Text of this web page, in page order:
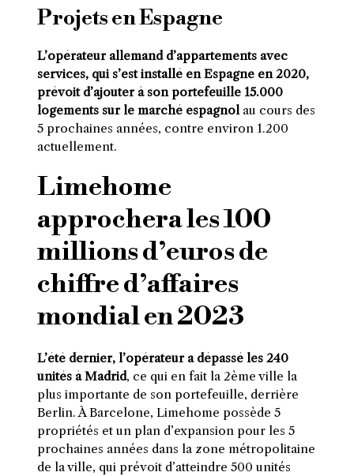
Projets en Espagne
L’opérateur allemand d’appartements avec
services, qui s’est installé en Espagne en 2020,
prévoit d’ajouter à son portefeuille 15.000
logements sur le marché espagnolau cours des
5 prochaines années, contre environ 1.200
actuellement.
Limehome
approchera les 100
millions d’euros de
chiffre d’affaires
mondial en 2023
L’été dernier, l’opérateur a dépassé les 240
unités à Madrid, ce qui en fait la 2ème ville la
plus importante de son portefeuille, derrière
Berlin. À Barcelone, Limehome possède 5
propriétés et un plan d’expansion pour les 5
prochaines années dans la zone métropolitaine
de la ville, qui prévoit d’atteindre 500 unités